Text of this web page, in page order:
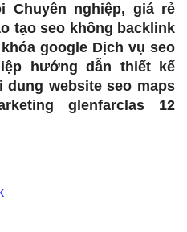
Chuyên nghiệp, giá rẻ
tạo seo không backlink
google Dịch vụ seo
hướng dẫn thiết kế
dung website seo maps
glenfarclas 12